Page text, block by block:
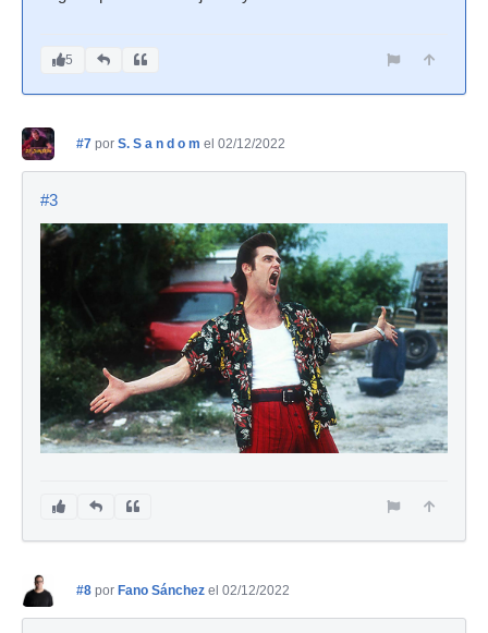
5
#7 por S. S a n d o m el 02/12/2022
#3
#8 por Fano Sánchez el 02/12/2022